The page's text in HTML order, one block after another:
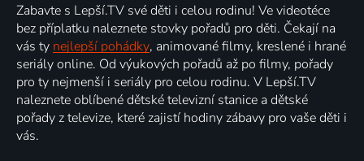
Zabavte s Lepší.TV své děti i celou rodinu! Ve videotéce
bez příplatku naleznete stovky pořadů pro děti. Čekají na
vás ty nejlepší pohádky, animované filmy, kreslené i hrané
seriály online. Od výukových pořadů až po filmy, pořady
pro ty nejmenší i seriály pro celou rodinu. V Lepší.TV
naleznete oblíbené dětské televizní stanice a dětské
pořady z televize, které zajistí hodiny zábavy pro vaše děti i
vás.